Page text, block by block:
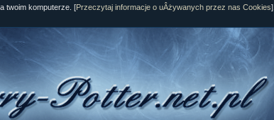
twoim komputerze. [Przeczytaj informacje o uÂżywanych przez nas Cookies].